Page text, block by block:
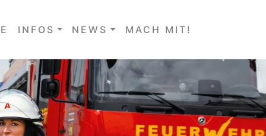
INFOS NEWS MACH MIT!